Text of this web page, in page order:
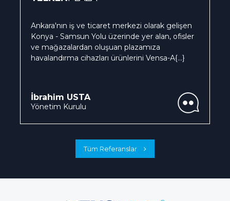
Ankara'nın iş ve ticaret merkezi olarak gelişen
Konya - Samsun Yolu üzerinde yer alan, ofisler
ve mağazalardan oluşuan plazamıza
havalandırma cihazları ürünlerini Vensa-A{...}
İbrahim USTA
Yönetim Kurulu
Tüm Referanslar